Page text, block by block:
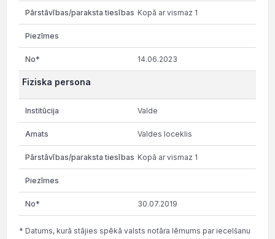
Kopā ar vismaz 1
14.06.2023
Fiziska persona
Valde
Valdes loceklis
Kopā ar vismaz 1
30.07.2019
* Datums, kurā stājies spēkā valsts notāra lēmums par iecelšanu